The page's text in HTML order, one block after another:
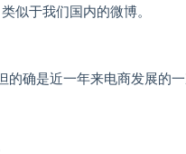
似于我们国内的微博。
确是近一年来电商发展的一